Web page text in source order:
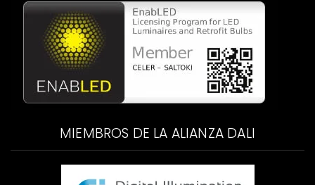
MIEMBROS DE LA ALIANZA DALI